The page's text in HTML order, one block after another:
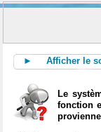
► Afficher le
Le
fonction